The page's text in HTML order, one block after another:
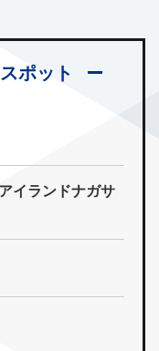
ポット
イランドナガサ